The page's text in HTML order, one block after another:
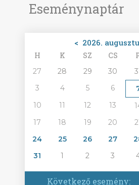
Eseménynaptár
< 2026.
H K SZ CS
27 28 29 30
3
4 5 6
10
11 12 13
17
18 19 20
24
25 26 27
31
1 2 3
Következő esemény: